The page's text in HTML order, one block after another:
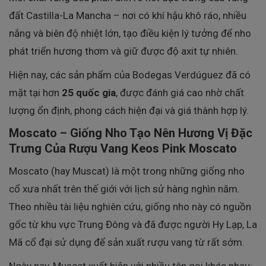
đất Castilla-La Mancha – nơi có khí hậu khô ráo, nhiều
nắng và biên độ nhiệt lớn, tạo điều kiện lý tưởng để nho
phát triển hương thơm và giữ được độ axit tự nhiên.
Hiện nay, các sản phẩm của Bodegas Verdúguez đã có
mặt tại hơn 25 quốc gia, được đánh giá cao nhờ chất
lượng ổn định, phong cách hiện đại và giá thành hợp lý.
Moscato – Giống Nho Tạo Nên Hương Vị Đặc
Trưng Của Rượu Vang Keos Pink Moscato
Moscato (hay Muscat) là một trong những giống nho
cổ xưa nhất trên thế giới với lịch sử hàng nghìn năm.
Theo nhiều tài liệu nghiên cứu, giống nho này có nguồn
gốc từ khu vực Trung Đông và đã được người Hy Lạp, La
Mã cổ đại sử dụng để sản xuất rượu vang từ rất sớm.